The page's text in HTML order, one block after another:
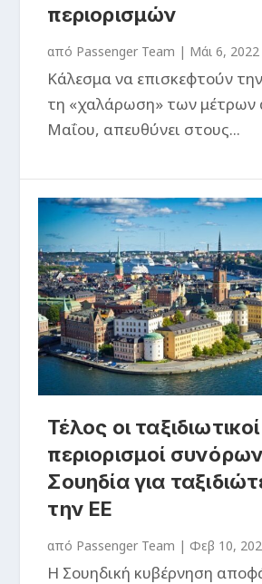
περιορισμών
από Passenger Team | Μάι 6, 2022
Κάλεσμα να επισκεφτούν
τη «χαλάρωση» των μέτρων
Μαΐου, απευθύνει στoυς...
Τέλος οι ταξιδιωτικοί
περιορισμοί
Σουηδία για
την ΕΕ
από Passenger Team | Φεβ 10,
Η Σουηδική κυβέρνηση